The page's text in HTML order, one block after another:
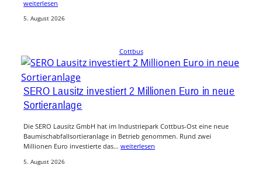
weiterlesen
5. August 2026
Cottbus
SERO Lausitz investiert 2 Millionen Euro in neue
Sortieranlage
Die SERO Lausitz GmbH hat im Industriepark Cottbus-Ost eine neue
Baumischabfallsortieranlage in Betrieb genommen. Rund zwei
Millionen Euro investierte das… weiterlesen
5. August 2026